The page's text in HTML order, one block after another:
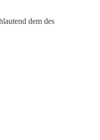
dem des